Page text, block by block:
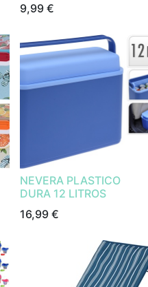
9,99 €
NEVERA PLASTICO
DURA 12 LITROS
16,99 €